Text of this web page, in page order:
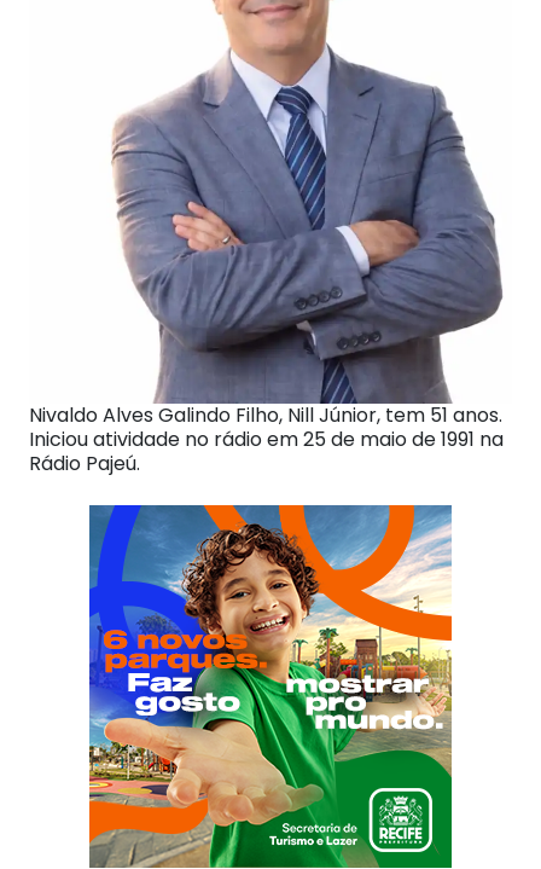
Nivaldo Alves Galindo Filho, Nill Júnior, tem 51 anos.
Iniciou atividade no rádio em 25 de maio de 1991 na
Rádio Pajeú.